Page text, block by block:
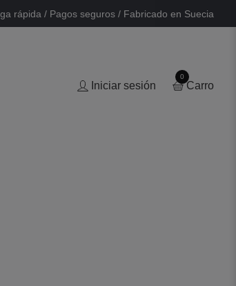
rápida / Pagos seguros / Fabricado en Suecia
Iniciar sesión
0
Carro